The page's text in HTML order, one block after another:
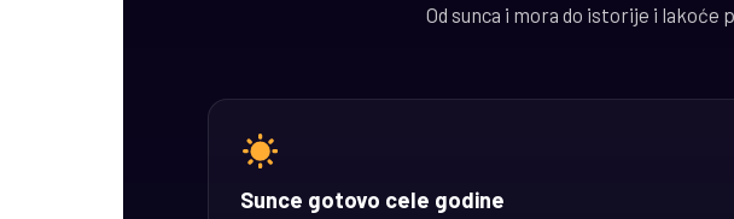
Od sunca i mora do istorije i
Sunce gotovo cele godine